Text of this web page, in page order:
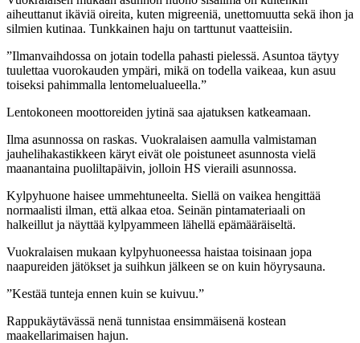
aiheuttanut ikäviä oireita, kuten migreeniä, unettomuutta sekä ihon ja
silmien kutinaa. Tunkkainen haju on tarttunut vaatteisiin.
”Ilmanvaihdossa on jotain todella pahasti pielessä. Asuntoa täytyy
tuulettaa vuorokauden ympäri, mikä on todella vaikeaa, kun asuu
toiseksi pahimmalla lentomelualueella.”
Lentokoneen moottoreiden jytinä saa ajatuksen katkeamaan.
Ilma asunnossa on raskas. Vuokralaisen aamulla valmistaman
jauhelihakastikkeen käryt eivät ole poistuneet asunnosta vielä
maanantaina puoliltapäivin, jolloin HS vieraili asunnossa.
Kylpyhuone haisee ummehtuneelta. Siellä on vaikea hengittää
normaalisti ilman, että alkaa etoa. Seinän pintamateriaali on
halkeillut ja näyttää kylpyammeen lähellä epämääräiseltä.
Vuokralaisen mukaan kylpyhuoneessa haistaa toisinaan jopa
naapureiden jätökset ja suihkun jälkeen se on kuin höyrysauna.
”Kestää tunteja ennen kuin se kuivuu.”
Rappukäytävässä nenä tunnistaa ensimmäisenä kostean
maakellarimaisen hajun.